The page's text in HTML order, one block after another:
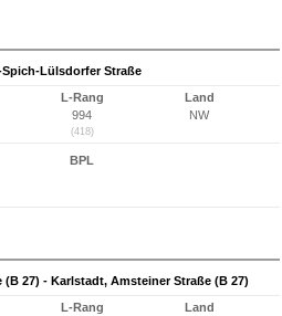
Lülsdorfer Straße
L-Rang
994
(418)
Land
NW
BPL
27) - Karlstadt, Amsteiner Straße (B 27)
L-Rang
Land